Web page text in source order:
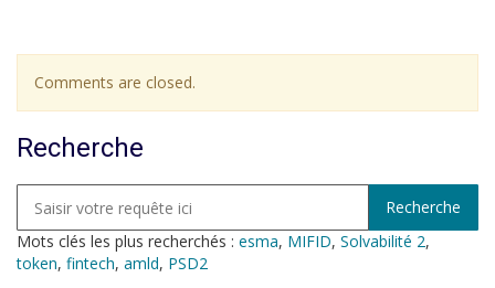
Comments are closed.
Recherche
Mots clés les plus recherchés : esma, MIFID, Solvabilité 2,
token, fintech, amld, PSD2